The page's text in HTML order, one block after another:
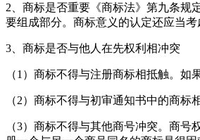
2、商标是否重要《商标法》第九条规
要组成部分。商标意义的认定还应当考
3、商标是否与他人在先权利相冲突
（1）商标不得与注册商标相抵触。
（2）商标不得与初审通知书中的商
（3）商标不得与其他商号冲突。商